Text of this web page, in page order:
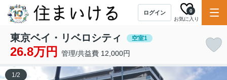
ログイン
お気に入り
0
東京ベイ・リベロシティ 空室1
26.8万円 管理/共益費 12,000円
1/2